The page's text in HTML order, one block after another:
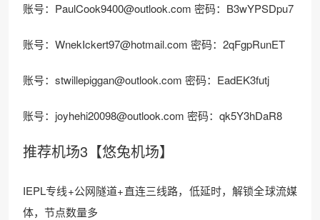
账号：PaulCook9400@outlook.com 密码：B3wYPSDpu7
账号：WnekIckert97@hotmail.com 密码：2qFgpRunET
账号：stwillepiggan@outlook.com 密码：EadEK3futj
账号：joyhehi20098@outlook.com 密码：qk5Y3hDaR8
推荐机场3【悠兔机场】
IEPL专线+公网隧道+直连三线路，低延时，解锁全球流媒
体，节点数量多